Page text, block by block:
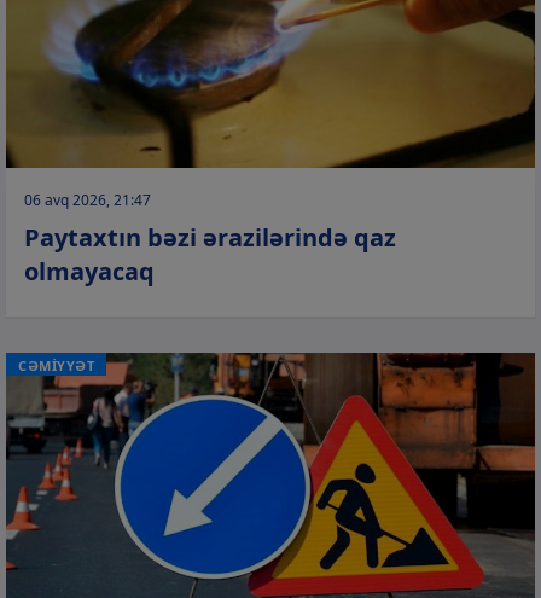
06 avq 2026, 21:47
Paytaxtın bəzi ərazilərində qaz
olmayacaq
CƏMİYYƏT